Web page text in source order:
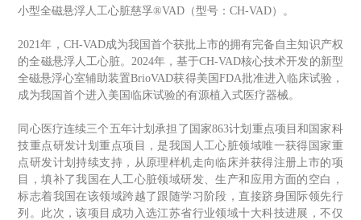
小型全磁悬浮人工心脏慈孚®VAD（型号：CH-VAD） 。
2021年，CH-VAD成为我国首个获批上市的拥有完备 自主知识产权
的全磁悬浮人工心脏。 2024年，基于CH-VAD核心技术开发的新型
全磁悬浮心室辅助装置BrioVAD获得美国FDA批准进入临床试验，
成为我国首个进入美国临床试验的有源植入式医疗器械。
同心医疗连续三个五年计划承担了国家863计划重点项目和国家科
技重点研发计划重点项目，是我国人工心脏领域唯一获得国家重
点研发计划持续支持，从原理样机走向临床并获得注册上市的项
目，填补了我国在人工心脏领域研发、生产和应用方面的空白，
标志着我国在该领域跨越了跟随学习阶段，直接跻身国际领先行
列。此次，该项目成功入选江苏省行业领域十大科技进展 ，不仅